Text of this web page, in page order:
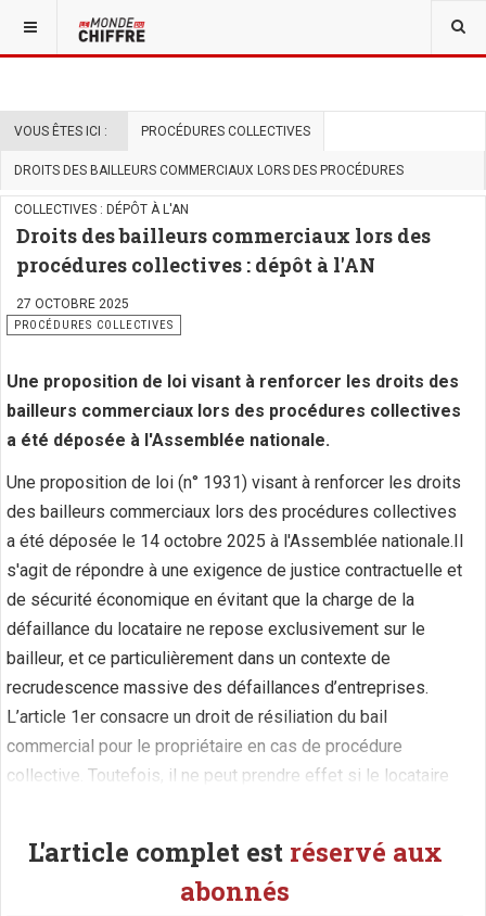
VOUS ÊTES ICI : PROCÉDURES COLLECTIVES
DROITS DES BAILLEURS COMMERCIAUX LORS DES PROCÉDURES
COLLECTIVES : DÉPÔT À L'AN
Droits des bailleurs commerciaux lors des
procédures collectives : dépôt à l'AN
27 OCTOBRE 2025
PROCÉDURES COLLECTIVES
Une proposition de loi visant à renforcer les droits des
bailleurs commerciaux lors des procédures collectives
a été déposée à l'Assemblée nationale.
Une proposition de loi (n° 1931) visant à renforcer les droits
des bailleurs commerciaux lors des procédures collectives
a été déposée le 14 octobre 2025 à l'Assemblée nationale.Il
s'agit de répondre à une exigence de justice contractuelle et
de sécurité économique en évitant que la charge de la
défaillance du locataire ne repose exclusivement sur le
bailleur, et ce particulièrement dans un contexte de
recrudescence massive des défaillances d’entreprises.
L’article 1er consacre un droit de résiliation du bail
commercial pour le propriétaire en cas de procédure
collective. Toutefois, il ne peut prendre effet si le locataire
L'article complet est réservé aux
abonnés